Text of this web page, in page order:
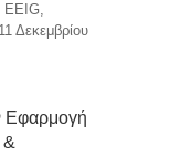
EEIG,
Δεκεμβρίου
Εφαρμογή